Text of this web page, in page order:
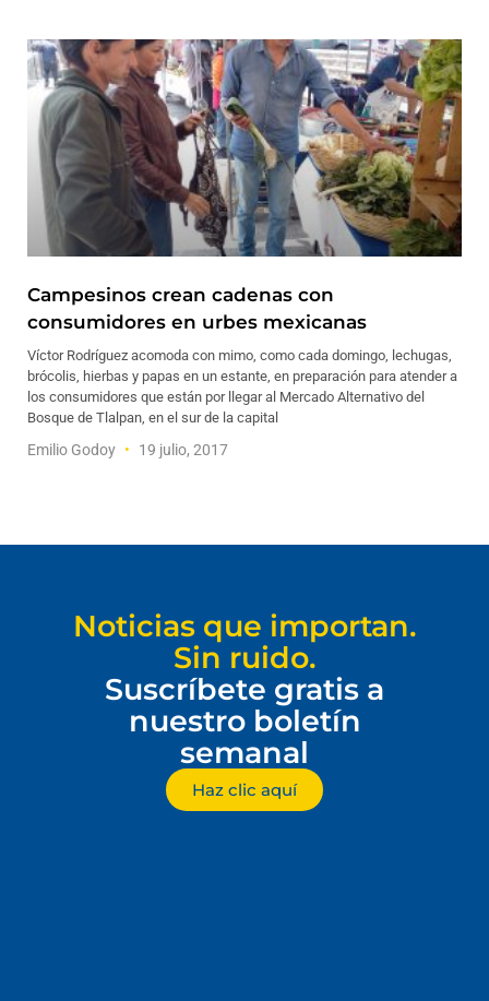
Campesinos crean cadenas con
consumidores en urbes mexicanas
Víctor Rodríguez acomoda con mimo, como cada domingo, lechugas,
brócolis, hierbas y papas en un estante, en preparación para atender a
los consumidores que están por llegar al Mercado Alternativo del
Bosque de Tlalpan, en el sur de la capital
Emilio Godoy 19 julio, 2017
Noticias que importan.
Sin ruido.
Suscríbete gratis a
nuestro boletín
semanal
Haz clic aquí